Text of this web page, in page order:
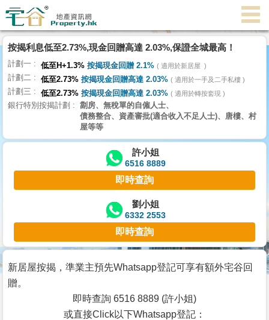
理
主
頁
搵
樓/
交
業
主
宅
谷
按
按揭利息低至2.73%,現金回贈高達 2.03%,保證全城最高！
計劃一 低至H+1.3% 按揭現金回贈 2.1% 適用於新居屋
計劃二 低至2.73% 按揭現金回贈高達 2.03% 適用於一手及二手私樓
計劃三 低至2.73% 按揭現金回贈高達 2.03% 適用於轉按套現
銀行特別按揭計劃
劏房、無稅單的自僱人士、
債務整合、資產審批(適合收入不足人士)、唐樓、村
屋等等
許小姐
6516 8889
即時查詢
劉小姐
6332 2553
即時查詢
新居屋按揭，準業主預先Whatsapp登記可享有額外宅谷回
贈。
即時查詢 6516 8889 (許小姐)
或直接Click以下Whatsapp登記：